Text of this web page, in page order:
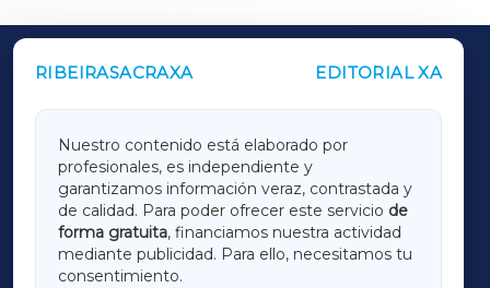
RIBEIRASACRAXA EDITORIAL XA
Nuestro contenido está elaborado por
profesionales, es independiente y
garantizamos información veraz, contrastada y
de calidad. Para poder ofrecer este servicio de
forma gratuita, financiamos nuestra actividad
mediante publicidad. Para ello, necesitamos tu
consentimiento.
OUTROS PERIÓDICOS
LUGOXA
TERRACHAXA